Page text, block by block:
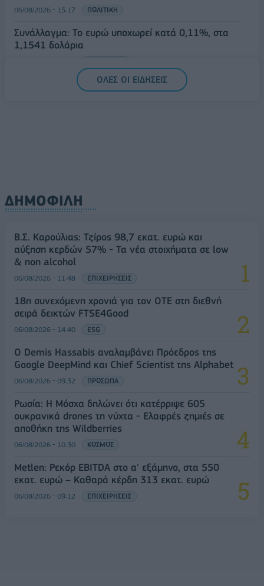
06/08/2026 - 15:17 ΠΟΛΙΤΙΚΗ
Συνάλλαγμα: Το ευρώ υποχωρεί κατά 0,11%, στα
1,1541 δολάρια
ΟΛΕΣ ΟΙ ΕΙΔΗΣΕΙΣ
ΔΗΜΟΦΙΛΗ
Β.Σ. Καρούλιας: Τζίρος 98,7 εκατ. ευρώ και
αύξηση κερδών 57% - Τα νέα στοιχήματα σε low
& non alcohol
06/08/2026 - 11:48 ΕΠΙΧΕΙΡΗΣΕΙΣ
18η συνεχόμενη χρονιά για τον ΟΤΕ στη διεθνή
σειρά δεικτών FTSE4Good
06/08/2026 - 14:40 ESG
Ο Demis Hassabis αναλαμβάνει Πρόεδρος της
Google DeepMind και Chief Scientist της Alphabet
06/08/2026 - 09:32 ΠΡΟΣΩΠΑ
Ρωσία: Η Μόσχα δηλώνει ότι κατέρριψε 605
ουκρανικά drones τη νύχτα - Ελαφρές ζημιές σε
αποθήκη της Wildberries
06/08/2026 - 10:30 ΚΟΣΜΟΣ
Metlen: Ρεκόρ EBITDA στο α' εξάμηνο, στα 550
εκατ. ευρώ – Καθαρά κέρδη 313 εκατ. ευρώ
06/08/2026 - 09:12 ΕΠΙΧΕΙΡΗΣΕΙΣ